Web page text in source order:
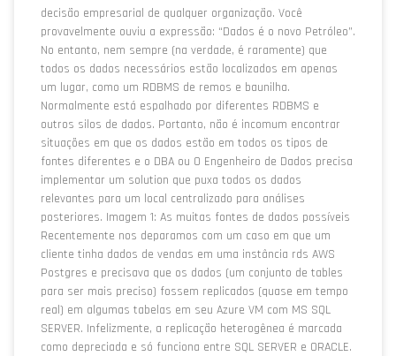
decisão empresarial de qualquer organização. Você
provavelmente ouviu a expressão: “Dados é o novo Petróleo”.
No entanto, nem sempre (na verdade, é raramente) que
todos os dados necessários estão localizados em apenas
um lugar, como um RDBMS de remos e baunilha.
Normalmente está espalhado por diferentes RDBMS e
outros silos de dados. Portanto, não é incomum encontrar
situações em que os dados estão em todos os tipos de
fontes diferentes e o DBA ou O Engenheiro de Dados precisa
implementar um solution que puxa todos os dados
relevantes para um local centralizado para análises
posteriores. Imagem 1: As muitas fontes de dados possíveis
Recentemente nos deparamos com um caso em que um
cliente tinha dados de vendas em uma instância rds AWS
Postgres e precisava que os dados (um conjunto de tables
para ser mais preciso) fossem replicados (quase em tempo
real) em algumas tabelas em seu Azure VM com MS SQL
SERVER. Infelizmente, a replicação heterogênea é marcada
como depreciada e só funciona entre SQL SERVER e ORACLE.